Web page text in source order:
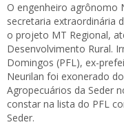
O engenheiro agrônomo
secretaria extraordinária
o projeto MT Regional,
Desenvolvimento Rural.
Domingos (PFL), ex-
Neurilan foi exonerado
Agropecuários da Seder
constar na lista do PFL
Seder.